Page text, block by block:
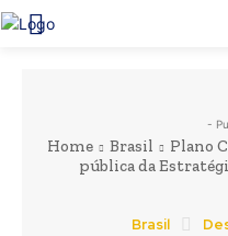
-
Home Brasil
Plano
pública da
Brasil